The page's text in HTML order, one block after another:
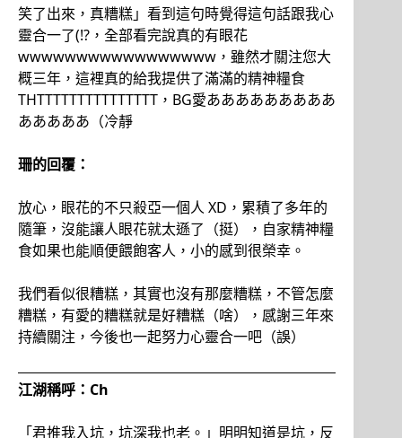
笑了出來，真糟糕」看到這句時覺得這句話跟我心
靈合一了(!?，全部看完說真的有眼花
wwwwwwwwwwwwwwwww，雖然才關注您大
概三年，這裡真的給我提供了滿滿的精神糧食
THTTTTTTTTTTTTTTT，BG愛あああああああああ
あああああ（冷靜
珊的回覆：
放心，眼花的不只殺亞一個人 XD，累積了多年的
隨筆，沒能讓人眼花就太遜了（挺），自家精神糧
食如果也能順便餵飽客人，小的感到很榮幸。
我們看似很糟糕，其實也沒有那麼糟糕，不管怎麼
糟糕，有愛的糟糕就是好糟糕（啥），感謝三年來
持續關注，今後也一起努力心靈合一吧（誤）
江湖稱呼：Ch
「君推我入坑，坑深我也老。」明明知道是坑，反